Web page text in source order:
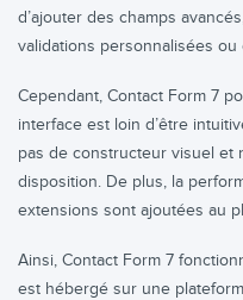
d’ajouter des champs
validations personnalisées
Cependant, Contact Form 7
interface est loin d’être
pas de constructeur visuel et
disposition. De plus, la
extensions sont ajoutées au
Ainsi, Contact Form 7
est hébergé sur une